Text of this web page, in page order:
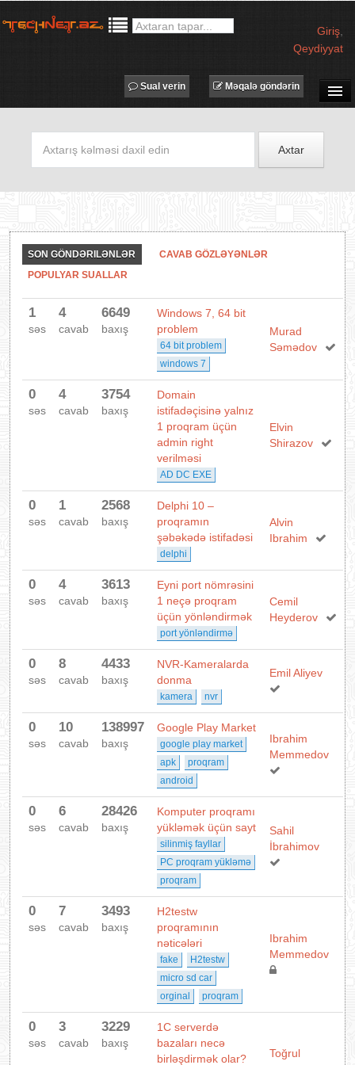
Giriş
Qeydiyyat
MƏQALƏLƏR
İŞ ELANLARI
IT LÜĞƏT
XƏBƏRLƏR
Məqalə göndərin
Sual verin
Axtar
SON GÖNDƏRILƏNLƏR
CAVAB GÖZLƏYƏNLƏR
POPULYAR SUALLAR
1
səs
4
cavab
6649
baxış
Windows 7, 64 bit
problem
64 bit problem
windows 7
Murad
Səmədov
0
səs
4
cavab
3754
baxış
Domain
istifadəçisinə yalnız
1 proqram üçün
admin right
verilməsi
AD DC EXE
Elvin
Shirazov
0
səs
1
cavab
2568
baxış
Delphi 10 –
proqramın
şəbəkədə istifadəsi
delphi
Alvin
Ibrahim
0
səs
4
cavab
3613
baxış
Eyni port nömrəsini
1 neçə proqram
üçün yönləndirmək
port yönləndirmə
Cemil
Heyderov
0
səs
8
cavab
4433
baxış
NVR-Kameralarda
donma
kamera nvr
Emil Aliyev
0
səs
10
cavab
138997
baxış
Google Play Market
google play market
apk
proqram
android
Ibrahim
Memmedov
0
səs
6
cavab
28426
baxış
Komputer proqramı
yükləmək üçün sayt
silinmiş fayllar
PC proqram yükləmə
proqram
Sahil
İbrahimov
0
səs
7
cavab
3493
baxış
H2testw
proqramının
nəticələri
fake
H2testw
micro sd car
orginal
proqram
Ibrahim
Memmedov
0
səs
3
cavab
3229
baxış
1C serverdə
bazaları necə
birləşdirmək olar?
Toğrul